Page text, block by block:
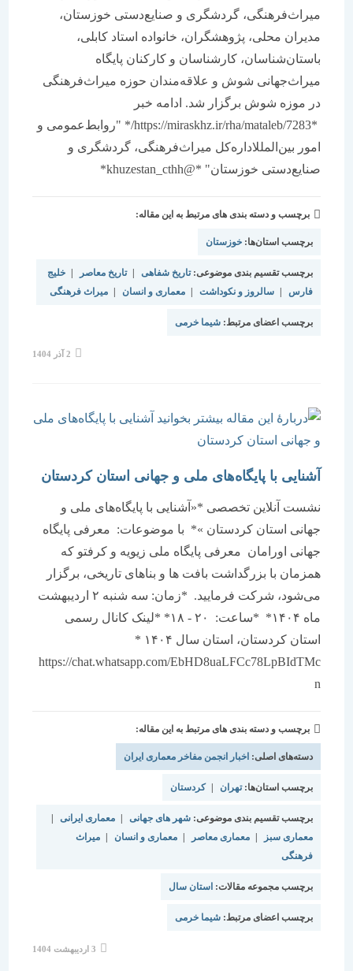
میراث‌فرهنگی، گردشگری و صنایع‌دستی خوزستان،
مدیران محلی، پژوهشگران، خانواده استاد کابلی،
باستان‌شناسان، کارشناسان و کارکنان پایگاه
میراث‌جهانی شوش و علاقه‌مندان حوزه میراث‌فرهنگی
در موزه شوش برگزار شد. ادامه خبر
*https://miraskhz.ir/rha/mataleb/7283/* "روابط‌عمومی و
امور بین‌المللاداره‌کل میراث‌فرهنگی، گردشگری و
صنایع‌دستی خوزستان" *@khuzestan_cthh*
برچسب و دسته بندی های مرتبط به این مقاله:
برچسب استان‌ها:خوزستان
برچسب تقسیم بندی موضوعی:تاریخ شفاهی | تاریخ معاصر | خلیج
| سالروز و نکوداشت | معماری و انسان میراث فرهنگی
برچسب اعضای مرتبط: شیما خرمی
آشنایی با پایگاه‌های ملی و جهانی استان کردستان
نشست آنلاین تخصصی *«آشنایی با پایگاه‌های ملی و
جهانی استان کردستان »* با موضوعات: معرفی پایگاه
جهانی اورامان معرفی پایگاه ملی زیویه و کرفتو که
همزمان با بزرگداشت بافت ها و بناهای تاریخی، برگزار
می‌شود، شرکت فرمایید. *زمان: سه شنبه ۲ اردیبهشت
ماه ۱۴۰۴* *ساعت: ۲۰ - ۱۸* *لینک کانال رسمی
استان کردستان، استان سال ۱۴۰۴ *
https://chat.whatsapp.com/EbHD8uaLFCc78LpBIdTMc
برچسب و دسته بندی های مرتبط به این مقاله:
دسته‌های اصلی:اخبار انجمن مفاخر معماری ایران
برچسب استان‌ها:تهران | کردستان
برچسب تقسیم بندی موضوعی:شهر های جهانی | معماری ایرانی |
معماری سبز | معماری معاصر | معماری و انسان
میراث
فرهنگی
برچسب مجموعه مقالات:استان سال
برچسب اعضای مرتبط: شیما خرمی